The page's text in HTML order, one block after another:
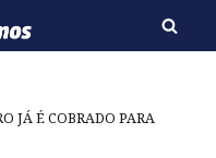
JÁ É COBRADO PARA